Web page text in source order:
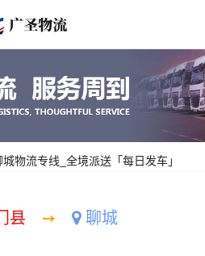
物流专线_全境派送「每日发车」
县 ➙ 聊城